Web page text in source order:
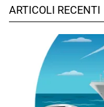
ARTICOLI RECENTI